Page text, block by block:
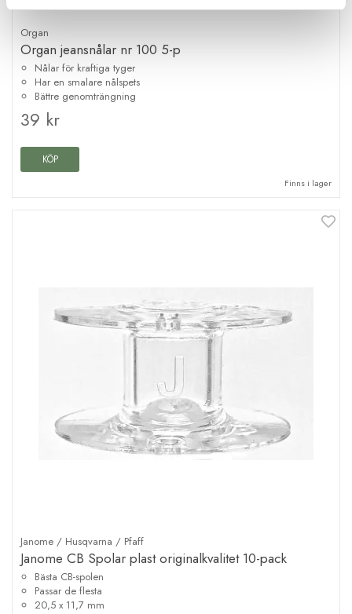
Organ
Organ jeansnålar nr 100 5-p
Nålar för kraftiga tyger
Har en smalare nålspets
Bättre genomträngning
39 kr
KÖP
Finns i lager
Janome / Husqvarna / Pfaff
Janome CB Spolar plast originalkvalitet 10-pack
Bästa CB-spolen
Passar de flesta
20,5 x 11,7 mm